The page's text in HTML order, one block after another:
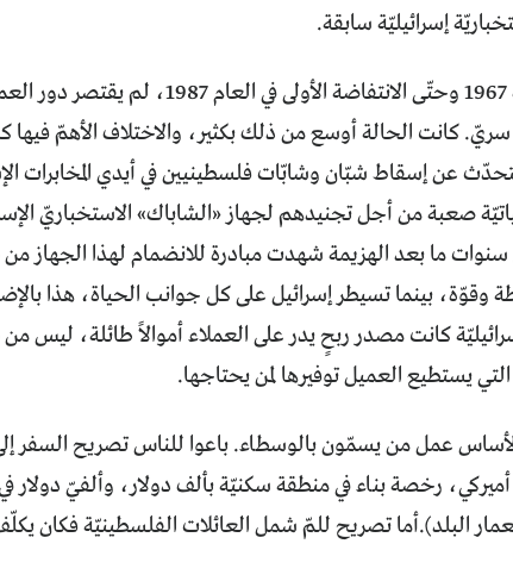
إسرائيليّة سابقة.
منذ هزيمة 1967 وحتّى الانتفاضة
كانت الحالة أوسع من ذلك بكثير، والاختلاف الأهمّ فيها
عن إسقاط شبّان وشابّات فلسطينيين في أيدي المخابرات
صعبة من أجل تجنيدهم لجهاز «الشاباك» الاستخباريّ
سنوات ما بعد الهزيمة شهدت مبادرة للانضمام لهذا الجهاز
وقوّة، بينما تسيطر إسرائيل على كل جوانب الحياة، هذا
كانت مصدر ربحٍ يدر على العملاء أموالاً طائلة، ليس
يستطيع العميل توفيرها لمن يحتاجها.
أميركي، رخصة بناء في منطقة سكنيّة بألف دولار، وألفيّ دولار
البلد).أما تصريح للمّ شمل العائلات الفلسطينيّة فكان يكلّف حتّى 10